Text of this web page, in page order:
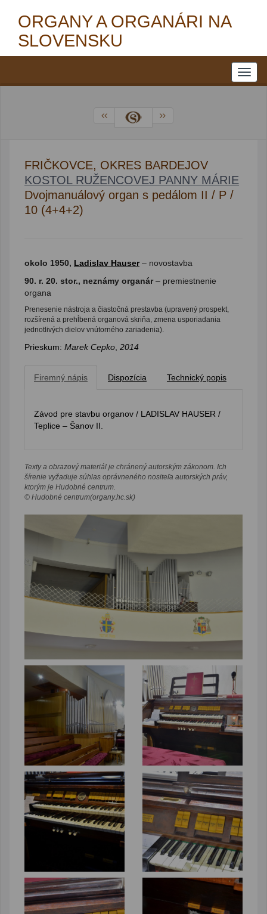
ORGANY A ORGANÁRI NA
SLOVENSKU
FRIČKOVCE, OKRES BARDEJOV
KOSTOL RUŽENCOVEJ PANNY MÁRIE
Dvojmanuálový organ s pedálom II / P /
10 (4+4+2)
okolo 1950, Ladislav Hauser– novostavba
90. r. 20. stor., neznámy organár– premiestnenie
organa
Prenesenie nástroja a čiastočná prestavba (upravený prospekt,
rozšírená a prehĺbená organová skriňa, zmena usporiadania
jednotlivých dielov vnútorného zariadenia).
Prieskum: Marek Cepko 2014
Firemný nápis Dispozícia Technický popis
Závod pre stavbu organov / LADISLAV HAUSER /
Teplice – Šanov II.
Texty a obrazový materiál je chránený autorským zákonom. Ich
šírenie vyžaduje súhlas oprávneného nositeľa autorských práv,
ktorým je Hudobné centrum.
© Hudobné centrum(organy.hc.sk)